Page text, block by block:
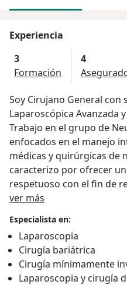
Experiencia
3
Formación
4
Soy Cirujano General con
Laparoscópica Avanzada
Trabajo en el grupo de
enfocados en el manejo
médicas y quirúrgicas de
caracterizo por ofrecer
respetuoso con el fin de
inquietudes para poder
cirugías de forma
estas pólizas y
EMI.
Los procedimientos
de alta calidad con el
ver más
Especialista en:
Laparoscopia
Cirugía bariátrica
Cirugía mínimamente
Laparoscopia y cirugía